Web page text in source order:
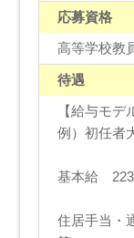
応募資格
高等学校教
待遇
【給与モデ
例）初任者
基本給
住居手当・